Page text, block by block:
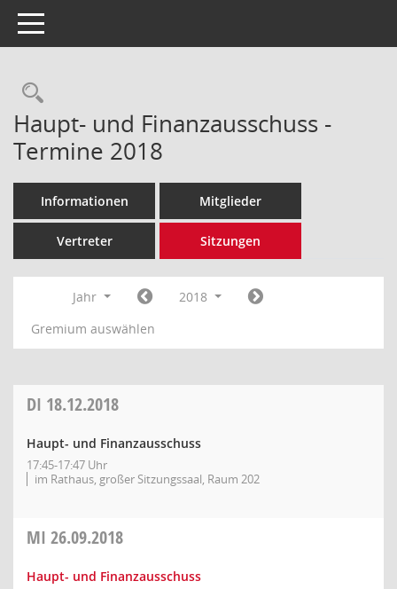
Toggle navigation
Rechercheauswahl
Haupt- und Finanzausschuss -
Termine 2018
Informationen Mitglieder
Vertreter Sitzungen
Jahr
2018
Gremium auswählen
DI 18.12.2018
Haupt- und Finanzausschuss
17:45-17:47 Uhr
im Rathaus, großer Sitzungssaal, Raum 202
MI 26.09.2018
Haupt- und Finanzausschuss